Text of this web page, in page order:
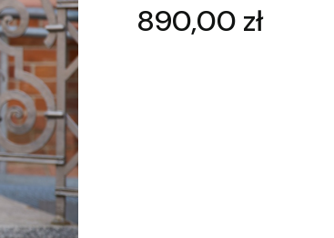
Cena
890,00 zł